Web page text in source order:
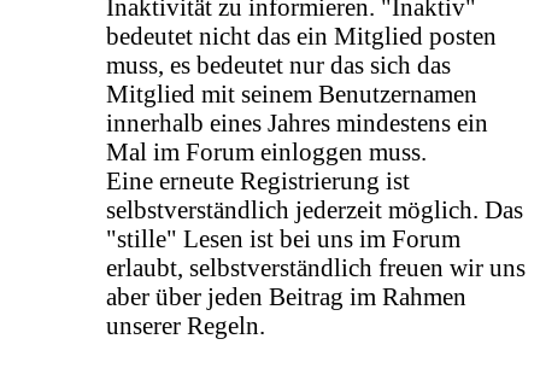
Inaktivität zu informieren. "Inaktiv"
bedeutet nicht das ein Mitglied posten
muss, es bedeutet nur das sich das
Mitglied mit seinem Benutzernamen
innerhalb eines Jahres mindestens ein
Mal im Forum einloggen muss.
Eine erneute Registrierung ist
selbstverständlich jederzeit möglich. Das
"stille" Lesen ist bei uns im Forum
erlaubt, selbstverständlich freuen wir uns
aber über jeden Beitrag im Rahmen
unserer Regeln.